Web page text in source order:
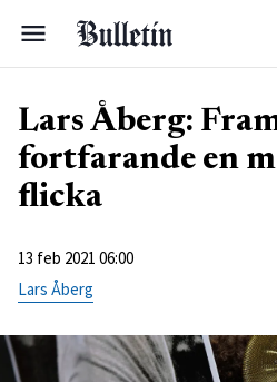
Lars Åberg:
fortfarande en
flicka
13 feb 2021 06:00
Lars Åberg